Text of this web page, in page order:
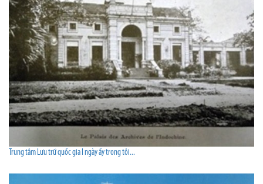
Trung tâm Lưu trữ quốc gia I ngày ấy trong tôi...